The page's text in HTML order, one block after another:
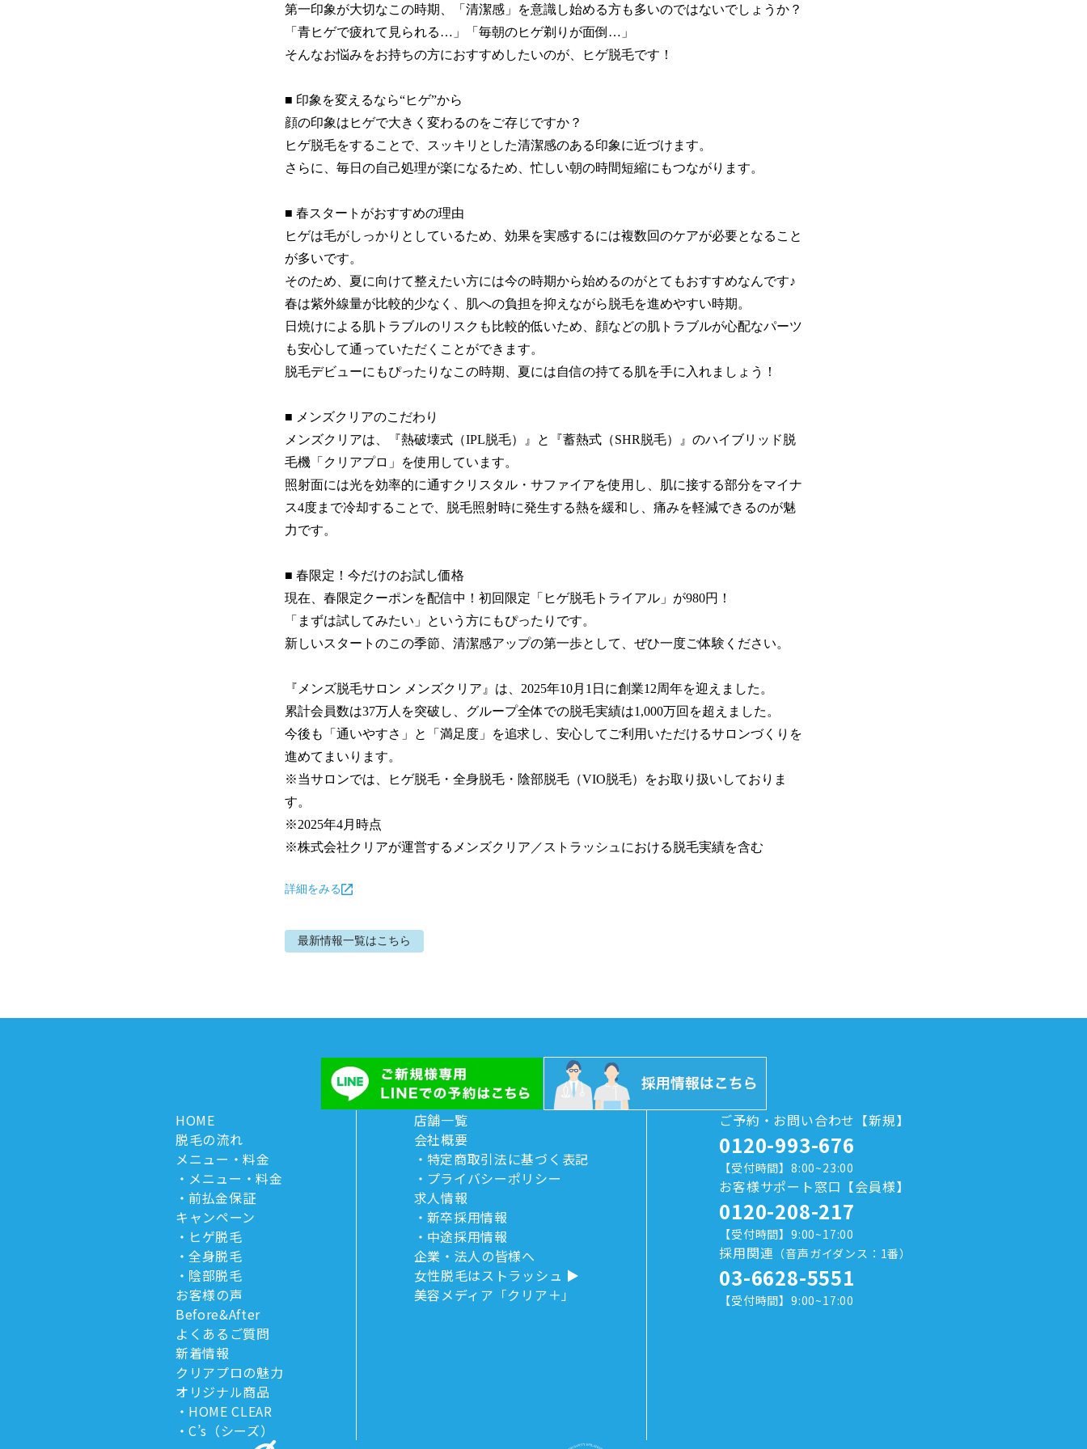
第一印象が大切なこの時期、「清潔感」を意識し始める方も多いのではないでしょうか？
「青ヒゲで疲れて見られる…」「毎朝のヒゲ剃りが面倒…」
そんなお悩みをお持ちの方におすすめしたいのが、ヒゲ脱毛です！
■ 印象を変えるなら“ヒゲ”から
顔の印象はヒゲで大きく変わるのをご存じですか？
ヒゲ脱毛をすることで、スッキリとした清潔感のある印象に近づけます。
さらに、毎日の自己処理が楽になるため、忙しい朝の時間短縮にもつながります。
■ 春スタートがおすすめの理由
ヒゲは毛がしっかりとしているため、効果を実感するには複数回のケアが必要となること
が多いです。
そのため、夏に向けて整えたい方には今の時期から始めるのがとてもおすすめなんです♪
春は紫外線量が比較的少なく、肌への負担を抑えながら脱毛を進めやすい時期。
日焼けによる肌トラブルのリスクも比較的低いため、顔などの肌トラブルが心配なパーツ
も安心して通っていただくことができます。
脱毛デビューにもぴったりなこの時期、夏には自信の持てる肌を手に入れましょう！
■ メンズクリアのこだわり
メンズクリアは、『熱破壊式（IPL脱毛）』と『蓄熱式（SHR脱毛）』のハイブリッド脱
毛機「クリアプロ」を使用しています。
照射面には光を効率的に通すクリスタル・サファイアを使用し、肌に接する部分をマイナ
ス4度まで冷却することで、脱毛照射時に発生する熱を緩和し、痛みを軽減できるのが魅
力です。
■ 春限定！今だけのお試し価格
現在、春限定クーポンを配信中！初回限定「ヒゲ脱毛トライアル」が980円！
「まずは試してみたい」という方にもぴったりです。
新しいスタートのこの季節、清潔感アップの第一歩として、ぜひ一度ご体験ください。
『メンズ脱毛サロン メンズクリア』は、2025年10月1日に創業12周年を迎えました。
累計会員数は37万人を突破し、グループ全体での脱毛実績は1,000万回を超えました。
今後も「通いやすさ」と「満足度」を追求し、安心してご利用いただけるサロンづくりを
進めてまいります。
※当サロンでは、ヒゲ脱毛・全身脱毛・陰部脱毛（VIO脱毛）をお取り扱いしておりま
す。
※2025年4月時点
※株式会社クリアが運営するメンズクリア／ストラッシュにおける脱毛実績を含む
詳細をみる
最新情報一覧はこちら
HOME
脱毛の流れ
メニュー・料金
メニュー・料金
前払金保証
キャンペーン
ヒゲ脱毛
全身脱毛
陰部脱毛
お客様の声
Before&After
よくあるご質問
新着情報
クリアプロの魅力
オリジナル商品
HOME CLEAR
C’s（シーズ）
店舗一覧
会社概要
特定商取引法に基づく表記
プライバシーポリシー
求人情報
新卒採用情報
中途採用情報
企業・法人の皆様へ
女性脱毛はストラッシュ
美容メディア「クリア＋」
ご予約・お問い合わせ【新規】
0120-993-676
【受付時間】8:00~23:00
お客様サポート窓口【会員様】
0120-208-217
【受付時間】9:00~17:00
採用関連 （音声ガイダンス：1番）
03-6628-5551
【受付時間】9:00~17:00